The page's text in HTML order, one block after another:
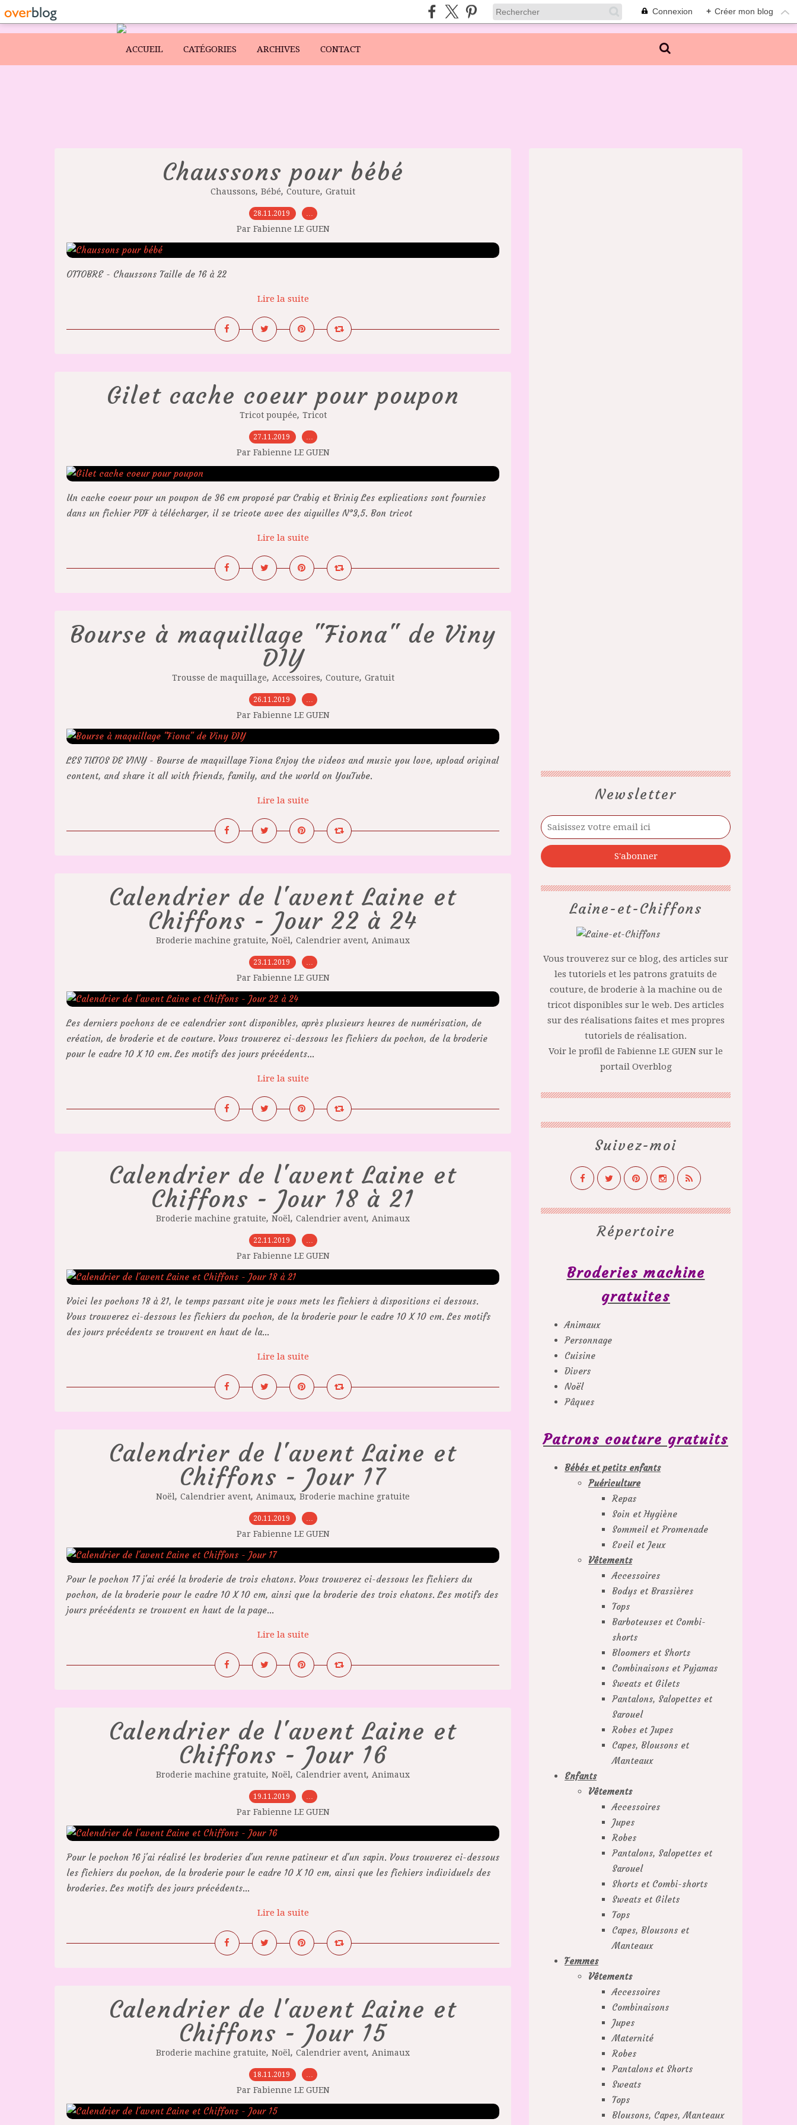
Connexion + Créer mon blog
ACCUEIL CATÉGORIES ARCHIVES CONTACT
Chaussons pour bébé
Chaussons, Bébé, Couture, Gratuit
28.11.2019 …
Par Fabienne LE GUEN
OTTOBRE - Chaussons Taille de 16 à 22
Lire la suite
Gilet cache coeur pour poupon
Tricot poupée, Tricot
27.11.2019 …
Par Fabienne LE GUEN
Un cache coeur pour un poupon de 36 cm proposé par Crabig et Brinig Les explications sont fournies
dans un fichier PDF à télécharger, il se tricote avec des aiguilles N°3,5. Bon tricot
Lire la suite
Bourse à maquillage "Fiona" de Viny
DIY
Trousse de maquillage, Accessoires, Couture, Gratuit
26.11.2019 …
Par Fabienne LE GUEN
LES TUTOS DE VINY - Bourse de maquillage Fiona Enjoy the videos and music you love, upload original
content, and share it all with friends, family, and the world on YouTube.
Lire la suite
Calendrier de l'avent Laine et
Chiffons - Jour 22 à 24
Broderie machine gratuite, Noël, Calendrier avent, Animaux
23.11.2019 …
Par Fabienne LE GUEN
Les derniers pochons de ce calendrier sont disponibles, après plusieurs heures de numérisation, de
création, de broderie et de couture. Vous trouverez ci-dessous les fichiers du pochon, de la broderie
pour le cadre 10 X 10 cm. Les motifs des jours précédents...
Lire la suite
Calendrier de l'avent Laine et
Chiffons - Jour 18 à 21
Broderie machine gratuite, Noël, Calendrier avent, Animaux
22.11.2019 …
Par Fabienne LE GUEN
Voici les pochons 18 à 21, le temps passant vite je vous mets les fichiers à dispositions ci dessous.
Vous trouverez ci-dessous les fichiers du pochon, de la broderie pour le cadre 10 X 10 cm. Les motifs
des jours précédents se trouvent en haut de la...
Lire la suite
Calendrier de l'avent Laine et
Chiffons - Jour 17
Noël, Calendrier avent, Animaux, Broderie machine gratuite
20.11.2019 …
Par Fabienne LE GUEN
Pour le pochon 17 j'ai créé la broderie de trois chatons. Vous trouverez ci-dessous les fichiers du
pochon, de la broderie pour le cadre 10 X 10 cm, ainsi que la broderie des trois chatons. Les motifs des
jours précédents se trouvent en haut de la page...
Lire la suite
Calendrier de l'avent Laine et
Chiffons - Jour 16
Broderie machine gratuite, Noël, Calendrier avent, Animaux
19.11.2019 …
Par Fabienne LE GUEN
Pour le pochon 16 j'ai réalisé les broderies d'un renne patineur et d'un sapin. Vous trouverez ci-dessous
les fichiers du pochon, de la broderie pour le cadre 10 X 10 cm, ainsi que les fichiers individuels des
broderies. Les motifs des jours précédents...
Lire la suite
Calendrier de l'avent Laine et
Chiffons - Jour 15
Broderie machine gratuite, Noël, Calendrier avent, Animaux
18.11.2019 …
Par Fabienne LE GUEN
Newsletter
Laine-et-Chiffons
Vous trouverez sur ce blog, des articles sur
les tutoriels et les patrons gratuits de
couture, de broderie à la machine ou de
tricot disponibles sur le web. Des articles
sur des réalisations faites et mes propres
tutoriels de réalisation.
Voir le profil de Fabienne LE GUEN sur le
portail Overblog
Suivez-moi
Répertoire
Broderies machine
gratuites
Animaux
Personnage
Cuisine
Divers
Noël
Pâques
Patrons couture gratuits
Bébés et petits enfants
Puériculture
Repas
Soin et Hygiène
Sommeil et Promenade
Eveil et Jeux
Vêtements
Accessoires
Bodys et Brassières
Tops
Barboteuses et Combi-
shorts
Bloomers et Shorts
Combinaisons et Pyjamas
Sweats et Gilets
Pantalons, Salopettes et
Sarouel
Robes et Jupes
Capes, Blousons et
Manteaux
Enfants
Vêtements
Accessoires
Jupes
Robes
Pantalons, Salopettes et
Sarouel
Shorts et Combi-shorts
Sweats et Gilets
Tops
Capes, Blousons et
Manteaux
Femmes
Vêtements
Accessoires
Combinaisons
Jupes
Maternité
Robes
Pantalons et Shorts
Sweats
Tops
Blousons, Capes, Manteaux